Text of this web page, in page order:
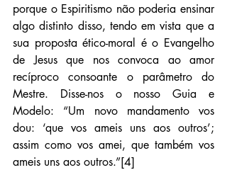
porque o Espiritismo não poderia ensinar
algo distinto disso, tendo em vista que a
sua proposta ético-moral é o Evangelho
de Jesus que nos convoca ao amor
recíproco consoante o parâmetro do
Mestre. Disse-nos o nosso Guia e
Modelo: “Um novo mandamento vos
dou: ‘que vos ameis uns aos outros’;
assim como vos amei, que também vos
ameis uns aos outros.”[4]